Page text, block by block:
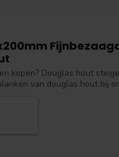
kopen? Douglas hout
van douglas hout bij